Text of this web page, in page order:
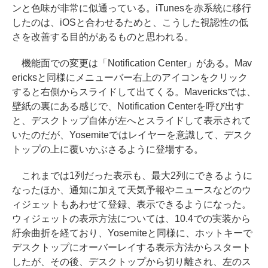
ンと色味が非常に似通っている。iTunesを赤系統に移行
したのは、iOSと合わせるためと、こうした視認性の低
さを改善する目的があるものと思われる。
機能面での変更は「Notification Center」がある。Mav
ericksと同様にメニューバー右上のアイコンをクリック
すると右側からスライドして出てくる。Mavericksでは、
壁紙の裏にある感じで、Notification Centerを呼び出す
と、デスクトップ自体が左へとスライドして表示されて
いたのだが、Yosemiteではレイヤーを意識して、デスク
トップの上に覆いかぶさるように登場する。
これまでは1列だった表示も、最大2列にできるように
なったほか、通知に加えて天気予報やニュースなどのウ
ィジェットもあわせて登録、表示できるようになった。
ウィジェットの表示方法については、10.4での実装から
紆余曲折を経ており、Yosemiteと同様に、ホットキーで
デスクトップにオーバーレイする表示方法からスタート
したが、その後、デスクトップから切り離され、左のス